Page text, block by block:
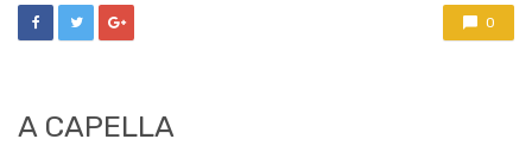
0
A CAPELLA